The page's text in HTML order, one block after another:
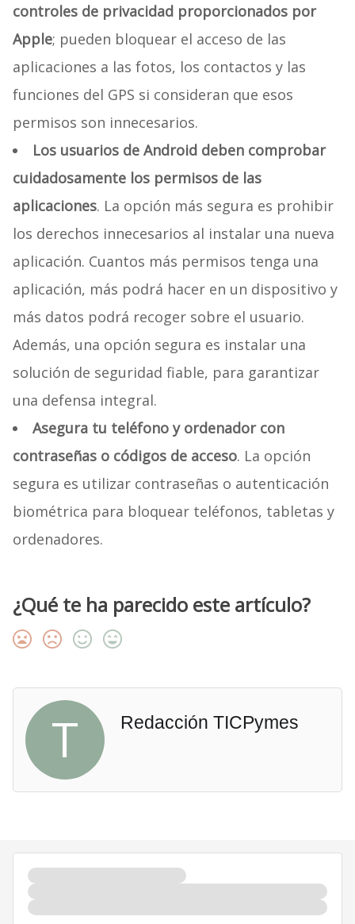
controles de privacidad proporcionados por
Apple; pueden bloquear el acceso de las
aplicaciones a las fotos, los contactos y las
funciones del GPS si consideran que esos
permisos son innecesarios.
Los usuarios de Android deben comprobar
cuidadosamente los permisos de las
aplicaciones. La opción más segura es prohibir
los derechos innecesarios al instalar una nueva
aplicación. Cuantos más permisos tenga una
aplicación, más podrá hacer en un dispositivo y
más datos podrá recoger sobre el usuario.
Además, una opción segura es instalar una
solución de seguridad fiable, para garantizar
una defensa integral.
Asegura tu teléfono y ordenador con
contraseñas o códigos de acceso. La opción
segura es utilizar contraseñas o autenticación
biométrica para bloquear teléfonos, tabletas y
ordenadores.
¿Qué te ha parecido este artículo?
T Redacción TICPymes